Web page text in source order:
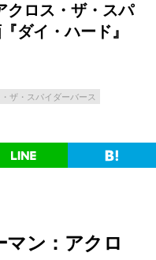
クロス・ザ・スパ
ダイ・ハード』
ザ・スパイダーバース
マン：アクロ